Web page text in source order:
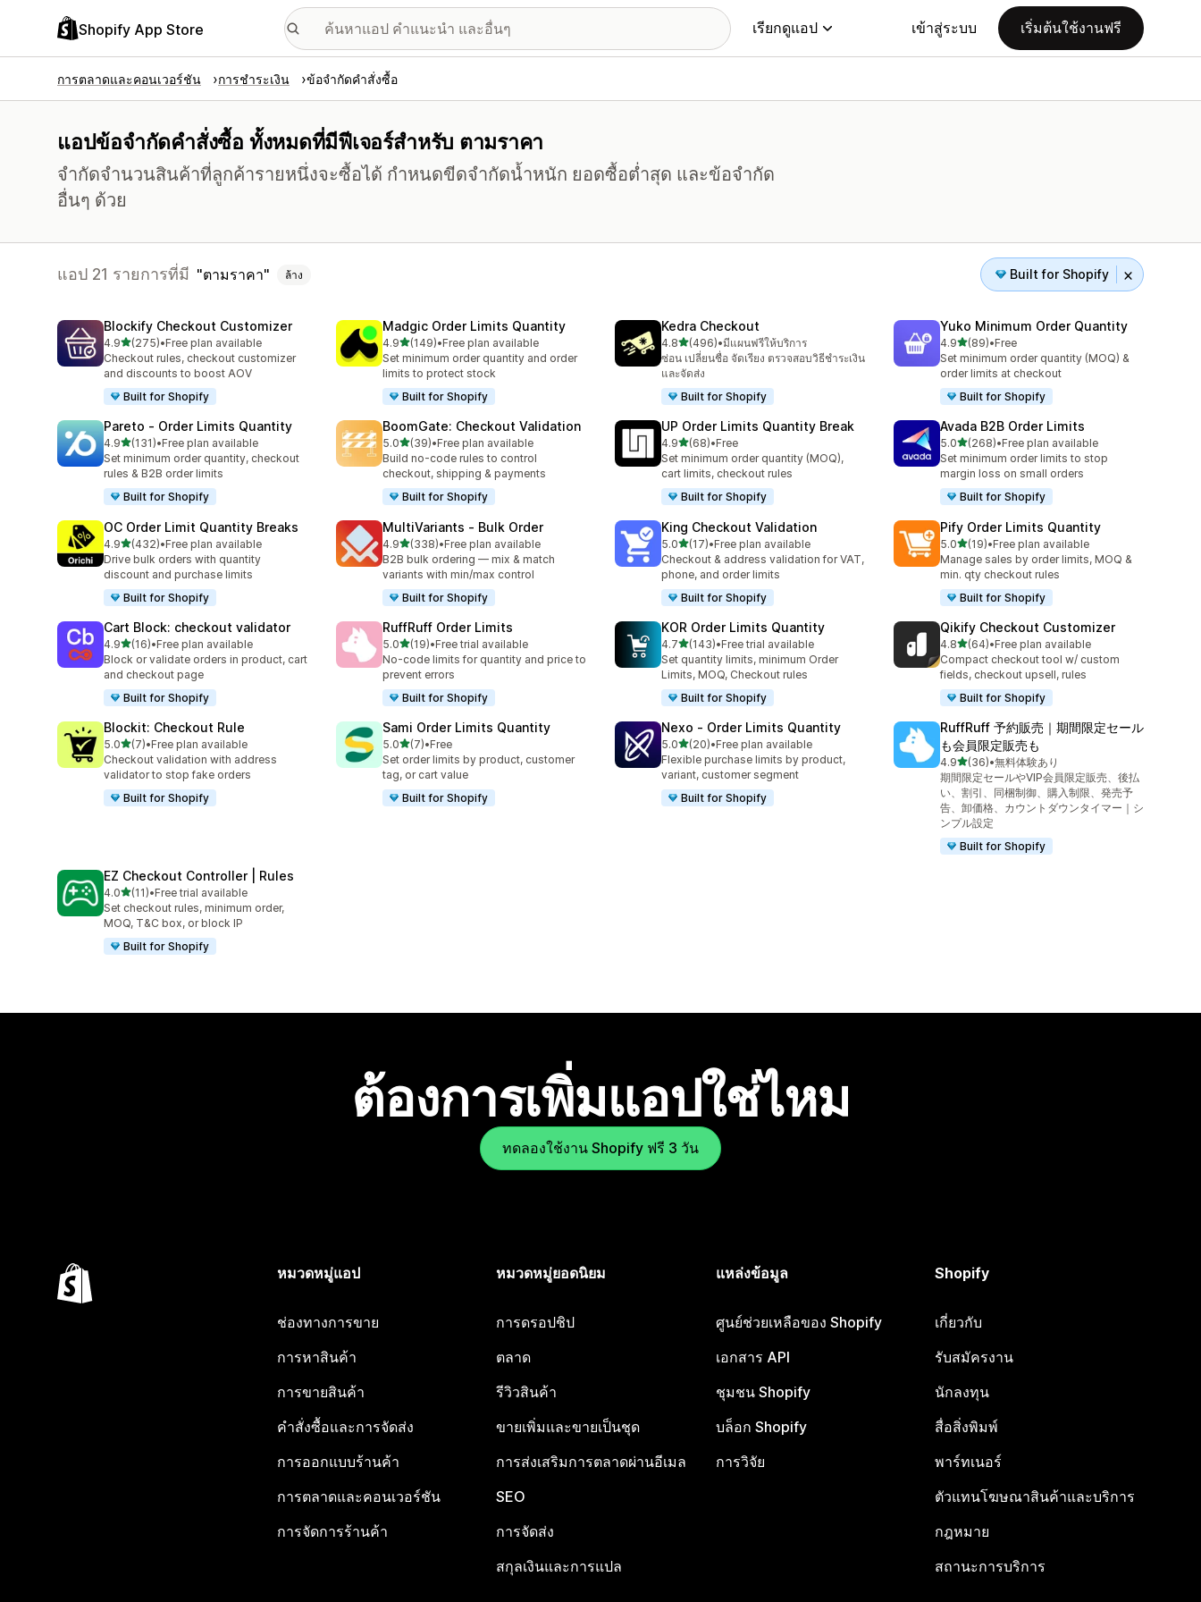
Shopify App Store เรียกดูแอป เข้าสู่ระบบ เริ่มต้นใช้งานฟรี
การตลาดและคอนเวอร์ชัน การชำระเงิน ข้อจำกัดคำสั่งซื้อ
แอปข้อจำกัดคำสั่งซื้อ ทั้งหมดที่มีฟีเจอร์สำหรับ ตามราคา
จำกัดจำนวนสินค้าที่ลูกค้ารายหนึ่งจะซื้อได้ กำหนดขีดจำกัดน้ำหนัก ยอดซื้อต่ำสุด และข้อจำกัด
อื่นๆ ด้วย
แอป 21 รายการที่มี ตามราคา ล้าง Built for Shopify
Blockify Checkout Customizer
4.9เต็ม 5 ดาว
(275)
ทั้งหมด 275 รีวิว
•Free plan available
Checkout rules, checkout customizer
and discounts to boost AOV
Built for Shopify
Madgic Order Limits Quantity
4.9เต็ม 5 ดาว
(149)
ทั้งหมด 149 รีวิว
•Free plan available
Set minimum order quantity and order
limits to protect stock
Built for Shopify
Kedra Checkout
4.8เต็ม 5 ดาว
(496)
ทั้งหมด 496 รีวิว
•มีแผนฟรีให้บริการ
ซ่อน เปลี่ยนชื่อ จัดเรียง ตรวจสอบวิธีชำระเงิน
และจัดส่ง
Built for Shopify
Yuko Minimum Order Quantity
4.9เต็ม 5 ดาว
(89)
ทั้งหมด 89 รีวิว
•Free
Set minimum order quantity (MOQ) &
order limits at checkout
Built for Shopify
Pareto ‑ Order Limits Quantity
4.9เต็ม 5 ดาว
(131)
ทั้งหมด 131 รีวิว
•Free plan available
Set minimum order quantity, checkout
rules & B2B order limits
Built for Shopify
BoomGate: Checkout Validation
5.0เต็ม 5 ดาว
(39)
ทั้งหมด 39 รีวิว
•Free plan available
Build no-code rules to control
checkout, shipping & payments
Built for Shopify
UP Order Limits Quantity Break
4.9เต็ม 5 ดาว
(68)
ทั้งหมด 68 รีวิว
•Free
Set minimum order quantity (MOQ),
cart limits, checkout rules
Built for Shopify
Avada B2B Order Limits
5.0เต็ม 5 ดาว
(268)
ทั้งหมด 268 รีวิว
•Free plan available
Set minimum order limits to stop
margin loss on small orders
Built for Shopify
OC Order Limit Quantity Breaks
4.9เต็ม 5 ดาว
(432)
ทั้งหมด 432 รีวิว
•Free plan available
Drive bulk orders with quantity
discount and purchase limits
Built for Shopify
MultiVariants ‑ Bulk Order
4.9เต็ม 5 ดาว
(338)
ทั้งหมด 338 รีวิว
•Free plan available
B2B bulk ordering — mix & match
variants with min/max control
Built for Shopify
King Checkout Validation
5.0เต็ม 5 ดาว
(17)
ทั้งหมด 17 รีวิว
•Free plan available
Checkout & address validation for VAT,
phone, and order limits
Built for Shopify
Pify Order Limits Quantity
5.0เต็ม 5 ดาว
(19)
ทั้งหมด 19 รีวิว
•Free plan available
Manage sales by order limits, MOQ &
min. qty checkout rules
Built for Shopify
Cart Block: checkout validator
4.9เต็ม 5 ดาว
(16)
ทั้งหมด 16 รีวิว
•Free plan available
Block or validate orders in product, cart
and checkout page
Built for Shopify
RuffRuff Order Limits
5.0เต็ม 5 ดาว
(19)
ทั้งหมด 19 รีวิว
•Free trial available
No‑code limits for quantity and price to
prevent errors
Built for Shopify
KOR Order Limits Quantity
4.7เต็ม 5 ดาว
(143)
ทั้งหมด 143 รีวิว
•Free trial available
Set quantity limits, minimum Order
Limits, MOQ, Checkout rules
Built for Shopify
Qikify Checkout Customizer
4.8เต็ม 5 ดาว
(64)
ทั้งหมด 64 รีวิว
•Free plan available
Compact checkout tool w/ custom
fields, checkout upsell, rules
Built for Shopify
Blockit: Checkout Rule
5.0เต็ม 5 ดาว
(7)
ทั้งหมด 7 รีวิว
•Free plan available
Checkout validation with address
validator to stop fake orders
Built for Shopify
Sami Order Limits Quantity
5.0เต็ม 5 ดาว
(7)
ทั้งหมด 7 รีวิว
•Free
Set order limits by product, customer
tag, or cart value
Built for Shopify
Nexo ‑ Order Limits Quantity
5.0เต็ม 5 ดาว
(20)
ทั้งหมด 20 รีวิว
•Free plan available
Flexible purchase limits by product,
variant, customer segment
Built for Shopify
RuffRuff 予約販売｜期間限定セール
も会員限定販売も
4.9เต็ม 5 ดาว
(36)
ทั้งหมด 36 รีวิว
•無料体験あり
期間限定セールやVIP会員限定販売、後払
い、割引、同梱制御、購入制限、発売予
告、卸価格、カウントダウンタイマー｜シ
ンプル設定
Built for Shopify
EZ Checkout Controller | Rules
4.0เต็ม 5 ดาว
(11)
ทั้งหมด 11 รีวิว
•Free trial available
Set checkout rules, minimum order,
MOQ, T&C box, or block IP
Built for Shopify
ต้องการเพิ่มแอปใช่ไหม
ทดลองใช้งาน Shopify ฟรี 3 วัน
หมวดหมู่แอป
ช่องทางการขาย
การหาสินค้า
การขายสินค้า
คำสั่งซื้อและการจัดส่ง
การออกแบบร้านค้า
การตลาดและคอนเวอร์ชัน
การจัดการร้านค้า
หมวดหมู่ยอดนิยม
การดรอปชิป
ตลาด
รีวิวสินค้า
ขายเพิ่มและขายเป็นชุด
การส่งเสริมการตลาดผ่านอีเมล
SEO
การจัดส่ง
สกุลเงินและการแปล
แหล่งข้อมูล
ศูนย์ช่วยเหลือของ Shopify
เอกสาร API
ชุมชน Shopify
บล็อก Shopify
การวิจัย
Shopify
เกี่ยวกับ
รับสมัครงาน
นักลงทุน
สื่อสิ่งพิมพ์
พาร์ทเนอร์
ตัวแทนโฆษณาสินค้าและบริการ
กฎหมาย
สถานะการบริการ